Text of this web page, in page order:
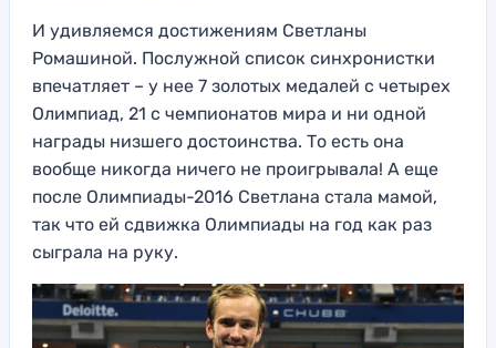
И удивляемся достижениям Светланы
Ромашиной. Послужной список синхронистки
впечатляет – у нее 7 золотых медалей с четырех
Олимпиад, 21 с чемпионатов мира и ни одной
награды низшего достоинства. То есть она
вообще никогда ничего не проигрывала! А еще
после Олимпиады-2016 Светлана стала мамой,
так что ей сдвижка Олимпиады на год как раз
сыграла на руку.